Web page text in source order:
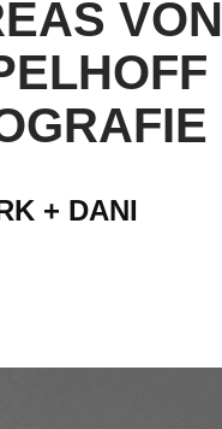
VON
+ DANI